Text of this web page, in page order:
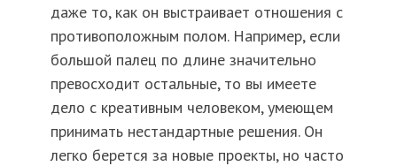
даже то, как он выстраивает отношения с
противоположным полом. Например, если
большой палец по длине значительно
превосходит остальные, то вы имеете
дело с креативным человеком, умеющем
принимать нестандартные решения. Он
легко берется за новые проекты, но часто